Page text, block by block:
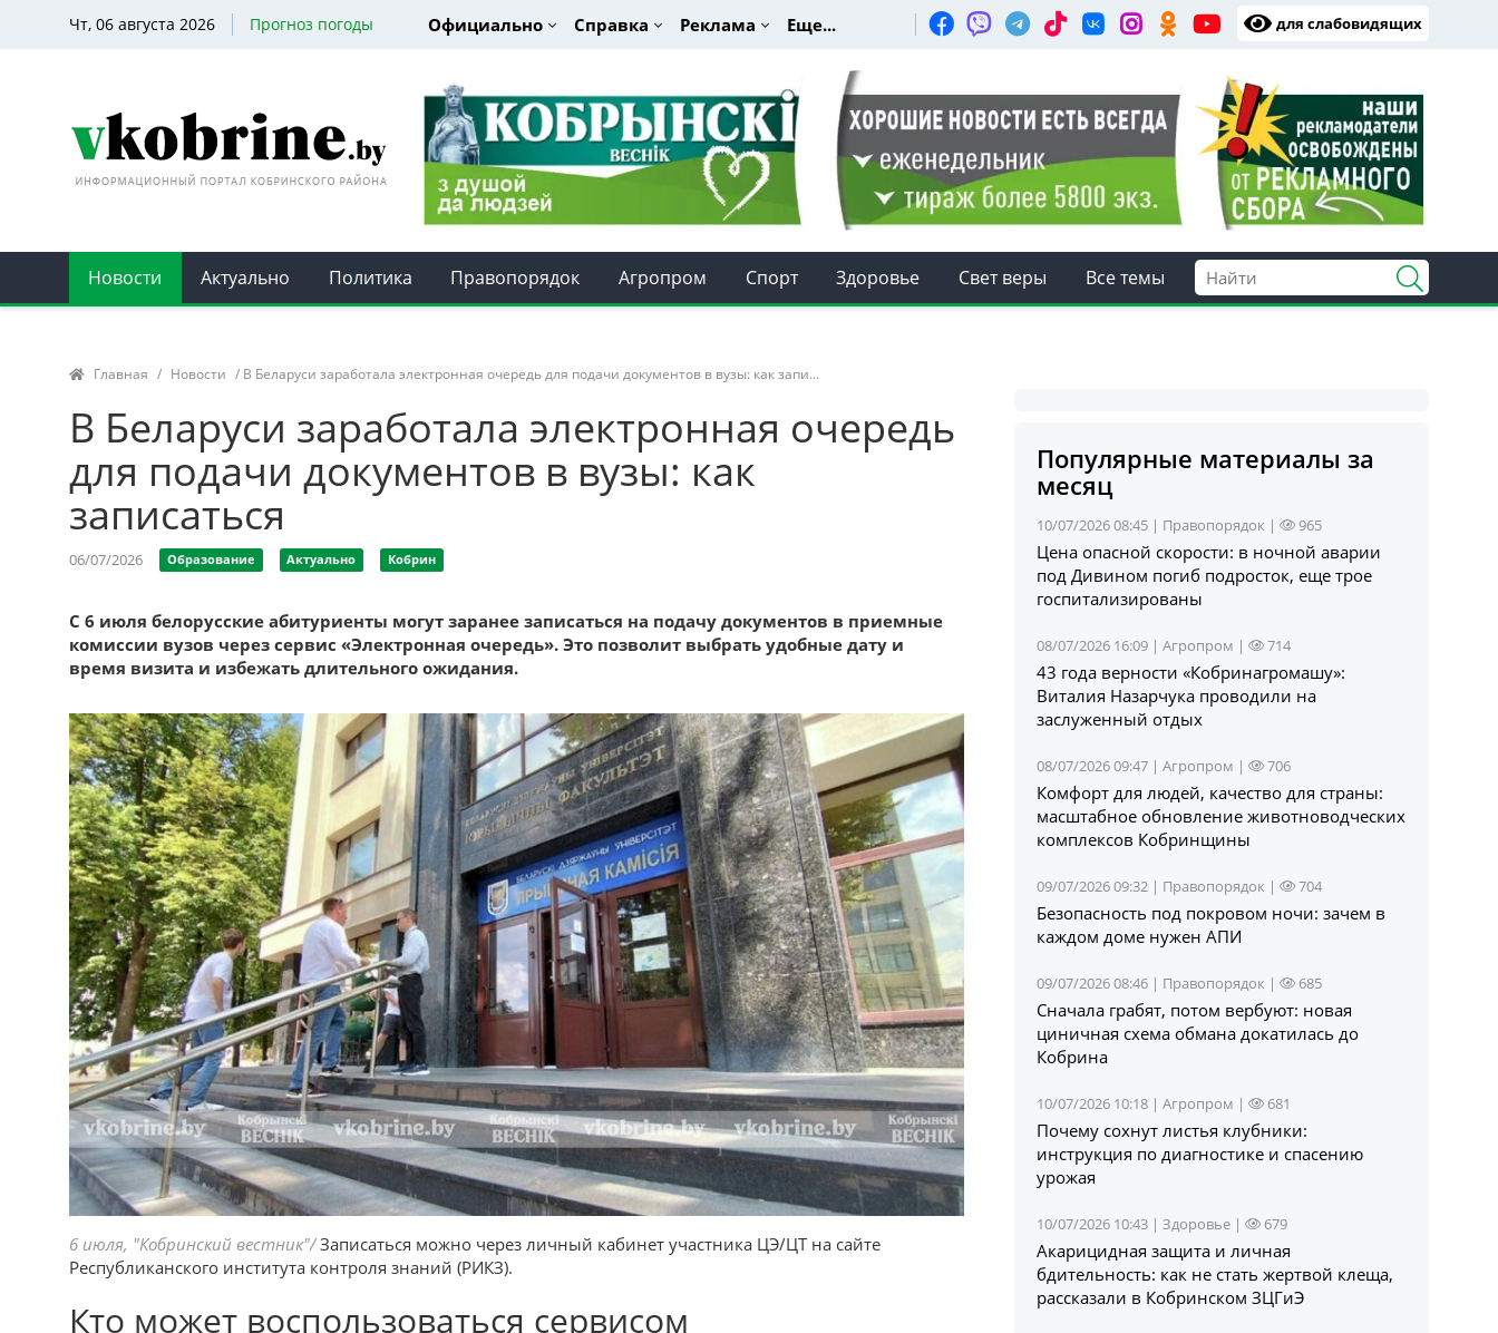
Чт, 06 августа 2026 Прогноз погоды Официально Справка Реклама Еще... для слабовидящих
Новости Актуально Политика Правопорядок Агропром Спорт Здоровье Свет веры Все темы
Главная / Новости / В Беларуси заработала электронная очередь для подачи документов в вузы: как запи...
В Беларуси заработала электронная очередь
для подачи документов в вузы: как
записаться
06/07/2026 Образование Актуально Кобрин
С 6 июля белорусские абитуриенты могут заранее записаться на подачу документов в приемные
комиссии вузов через сервис «Электронная очередь». Это позволит выбрать удобные дату и
время визита и избежать длительного ожидания.
6 июля, "Кобринский вестник"/Записаться можно через личный кабинет участника ЦЭ/ЦТ на сайте
Республиканского института контроля знаний (РИКЗ).
Кто может воспользоваться сервисом
Популярные материалы за
месяц
10/07/2026 08:45 | Правопорядок | 965
Цена опасной скорости: в ночной аварии
под Дивином погиб подросток, еще трое
госпитализированы
08/07/2026 16:09 |Агропром | 714
43 года верности «Кобринагромашу»:
Виталия Назарчука проводили на
заслуженный отдых
08/07/2026 09:47 |Агропром | 706
Комфорт для людей, качество для страны:
масштабное обновление животноводческих
комплексов Кобринщины
09/07/2026 09:32 | Правопорядок | 704
Безопасность под покровом ночи: зачем в
каждом доме нужен АПИ
09/07/2026 08:46 | Правопорядок | 685
Сначала грабят, потом вербуют: новая
циничная схема обмана докатилась до
Кобрина
10/07/2026 10:18 |Агропром | 681
Почему сохнут листья клубники:
инструкция по диагностике и спасению
урожая
10/07/2026 10:43 |Здоровье | 679
Акарицидная защита и личная
бдительность: как не стать жертвой клеща,
рассказали в Кобринском ЗЦГиЭ